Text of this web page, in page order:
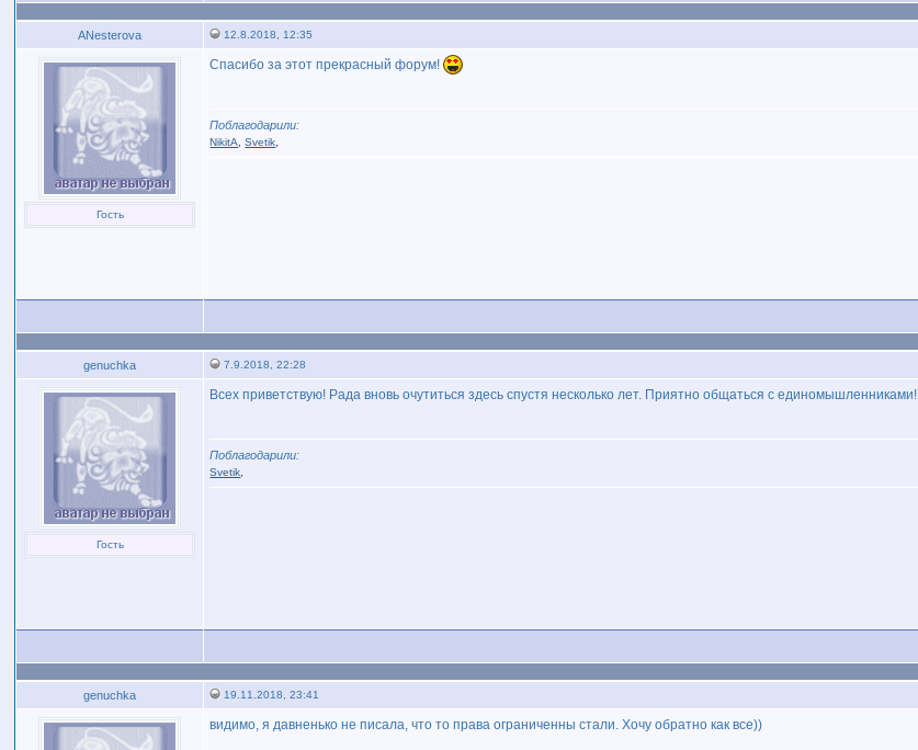
ANesterova 12.8.2018, 12:35
Гость
Спасибо за этот прекрасный форум!
Поблагодарили:
NikitA ,Svetik
genuchka 7.9.2018, 22:28
Гость
Всех приветствую! Рада вновь очутиться здесь спустя несколько лет. Приятно общаться с единомышленниками!
Поблагодарили:
Svetik
genuchka 19.11.2018, 23:41
видимо, я давненько не писала, что то права ограниченны стали. Хочу обратно как все))